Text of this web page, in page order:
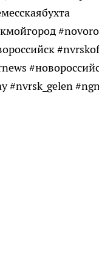
#nvrsk_gelen